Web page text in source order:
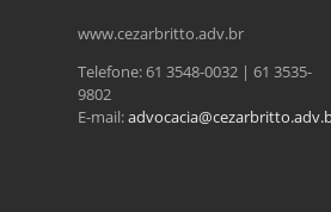
www.cezarbritto.adv.br
Telefone: 61 3548-0032 | 61 3535-
9802
E-mail: